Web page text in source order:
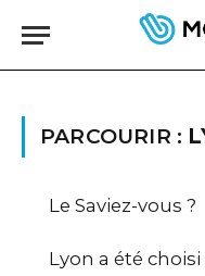
PARCOURIR :
Le Saviez-vous ?
Lyon a été